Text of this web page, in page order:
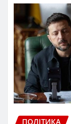
ПОЛІТИКА